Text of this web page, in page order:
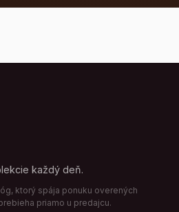
každý deň.
ktorý spája ponuku overených
priamo u predajcu.